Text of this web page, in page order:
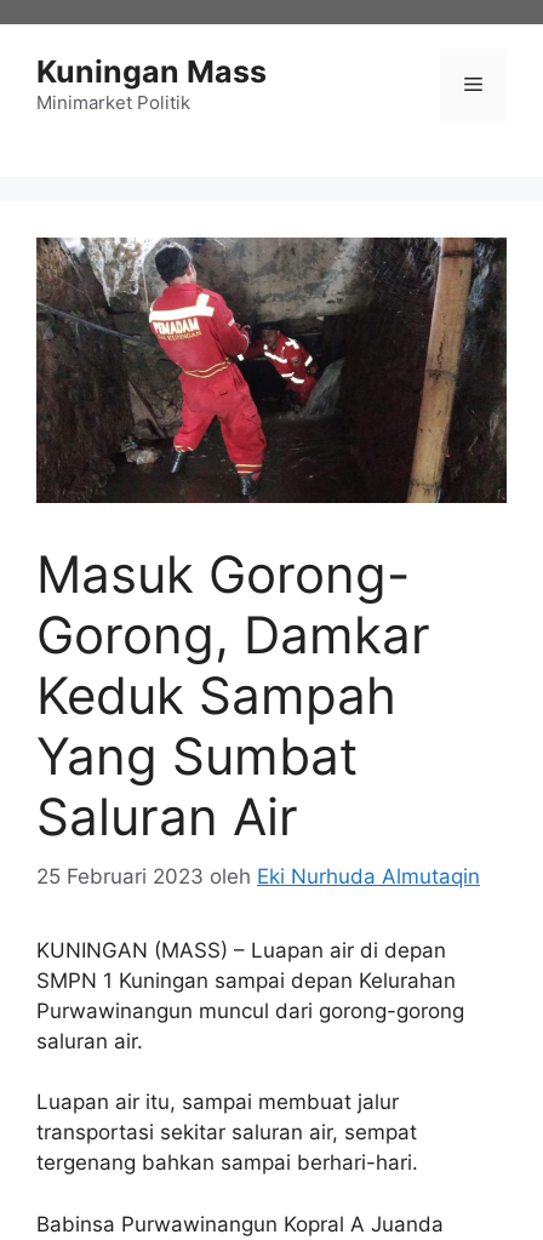
Kuningan Mass
Minimarket Politik
Menu
Masuk Gorong-
Gorong, Damkar
Keduk Sampah
Yang Sumbat
Saluran Air
25 Februari 2023 oleh Eki Nurhuda Almutaqin
KUNINGAN (MASS) – Luapan air di depan
SMPN 1 Kuningan sampai depan Kelurahan
Purwawinangun muncul dari gorong-gorong
saluran air.
Luapan air itu, sampai membuat jalur
transportasi sekitar saluran air, sempat
tergenang bahkan sampai berhari-hari.
Babinsa Purwawinangun Kopral A Juanda